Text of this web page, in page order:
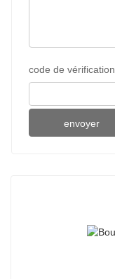
code de vérification
envoyer